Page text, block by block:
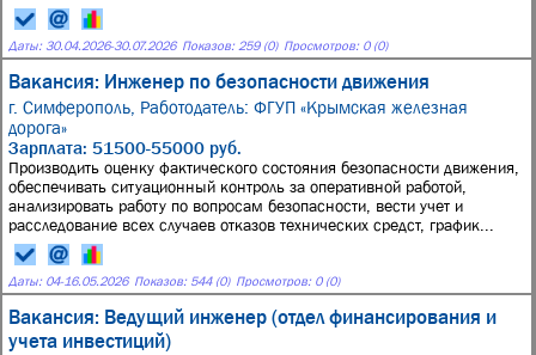
Даты: 30.04.2026-30.07.2026 Показов: 259 (0) Просмотров: 0 (0)
Вакансия: Инженер по безопасности движения
г. Симферополь, Работодатель: ФГУП «Крымская железная
дорога»
Зарплата: 51500-55000 руб.
Производить оценку фактического состояния безопасности движения,
обеспечивать ситуационный контроль за оперативной работой,
анализировать работу по вопросам безопасности, вести учет и
расследование всех случаев отказов технических средст, график...
Даты: 04-16.05.2026 Показов: 544 (0) Просмотров: 0 (0)
Вакансия: Ведущий инженер (отдел финансирования и
учета инвестиций)